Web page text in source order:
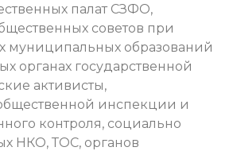
палат СЗФО,
советов при
муниципальных образований
органах государственной
активисты,
инспекции и
контроля, социально
НКО, ТОС, органов